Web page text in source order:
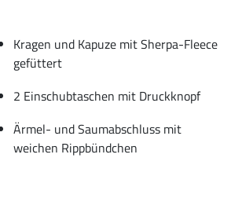
Kragen und Kapuze mit Sherpa-Fleece
gefüttert
2 Einschubtaschen mit Druckknopf
Ärmel- und Saumabschluss mit
weichen Rippbündchen